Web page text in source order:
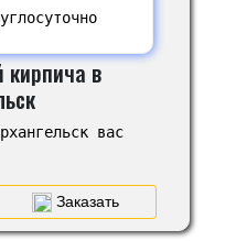
в
вас
Заказать